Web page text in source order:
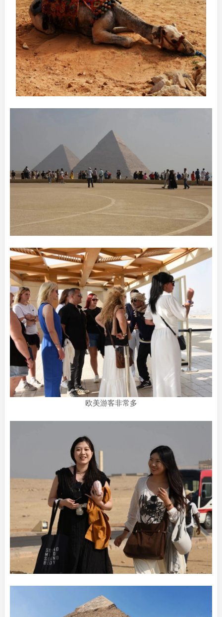
欧美游客非常多